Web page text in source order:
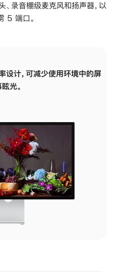
录音棚级麦克风和扬声器，以
5 端口。
设计，可减少使用环境中的屏
光。